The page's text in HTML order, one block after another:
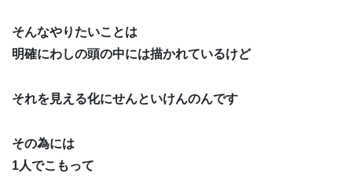
そんなやりたいことは
明確にわしの頭の中には描かれているけど
それを見える化にせんといけんのんです
その為には
1人でこもって